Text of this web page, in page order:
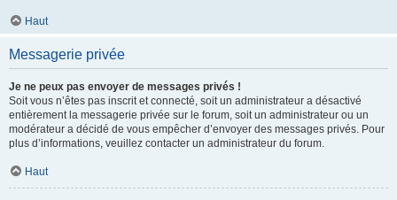
Haut
Messagerie privée
Je ne peux pas envoyer de messages privés !
Soit vous n’êtes pas inscrit et connecté, soit un administrateur a désactivé
entièrement la messagerie privée sur le forum, soit un administrateur ou un
modérateur a décidé de vous empêcher d’envoyer des messages privés. Pour
plus d’informations, veuillez contacter un administrateur du forum.
Haut